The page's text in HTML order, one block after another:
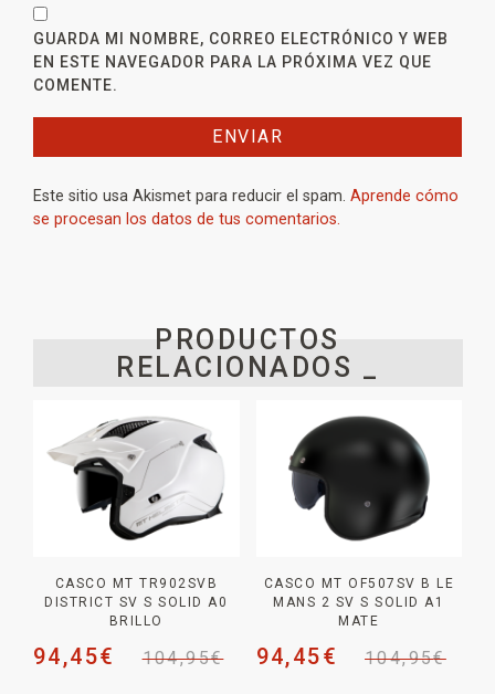
GUARDA MI NOMBRE, CORREO ELECTRÓNICO Y WEB
EN ESTE NAVEGADOR PARA LA PRÓXIMA VEZ QUE
COMENTE.
Este sitio usa Akismet para reducir el spam. Aprende cómo
se procesan los datos de tus comentarios.
PRODUCTOS
RELACIONADOS _
CASCO MT TR902SVB
DISTRICT SV S SOLID A0
BRILLO
104,95€
94,45€
CASCO MT OF507SV B LE
MANS 2 SV S SOLID A1
MATE
104,95€
94,45€